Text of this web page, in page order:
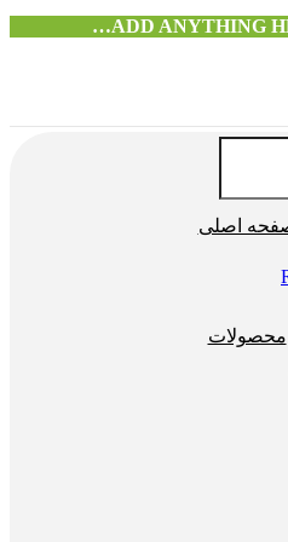
ADD ANYTHING
اصلی
محصولات